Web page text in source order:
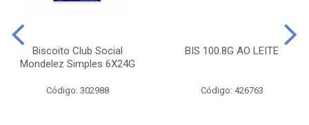
Biscoito Club Social
Mondelez Simples 6X24G
Código: 302988
BIS 100.8G AO LEITE
Código: 426763